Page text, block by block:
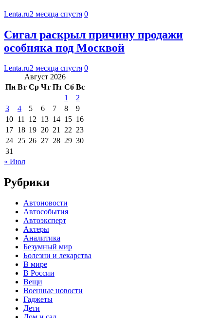
Lenta.ru2 месяца спустя 0
Сигал раскрыл причину продажи
особняка под Москвой
Lenta.ru2 месяца спустя 0
Август 2026
Пн Вт Ср Чт Пт Сб Вс
1
2
3
4 5 6 7 8
9
10 11 12 13 14 15 16
17 18 19 20 21 22 23
24 25 26 27 28 29 30
31
« Июл
Рубрики
Автоновости
Автособытия
Автоэксперт
Актеры
Аналитика
Безумный мир
Болезни и лекарства
В мире
В России
Вещи
Военные новости
Гаджеты
Дети